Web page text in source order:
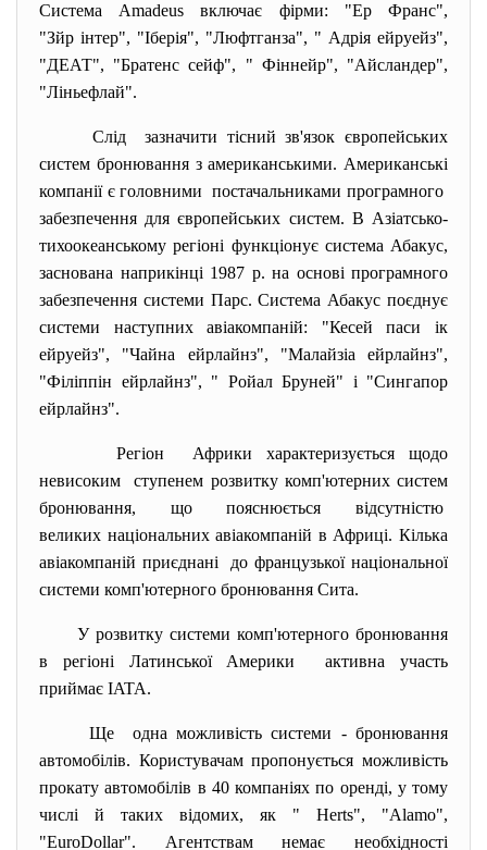
Система Amadeus включає фірми: "Ер Франс",
"Зйр інтер", "Іберія", "Люфтганза", " Адрія ейруейз",
"ДЕАТ", "Братенс сейф", " Фіннейр", "Айсландер",
"Ліньефлай".
Слід зазначити тісний зв'язок європейських
систем бронювання з американськими. Американські
компанії є головними постачальниками програмного
забезпечення для європейських систем. В Азіатсько-
тихоокеанському регіоні функціонує система Абакус,
заснована наприкінці 1987 р. на основі програмного
забезпечення системи Парс. Система Абакус поєднує
системи наступних авіакомпаній: "Кесей паси ік
ейруейз", "Чайна ейрлайнз", "Малайзіа ейрлайнз",
"Філіппін ейрлайнз", " Ройал Бруней" і "Сингапор
ейрлайнз".
Регіон Африки характеризується щодо
невисоким ступенем розвитку комп'ютерних систем
бронювання, що пояснюється відсутністю
великих національних авіакомпаній в Африці. Кілька
авіакомпаній приєднані до французької національної
системи комп'ютерного бронювання Сита.
У розвитку системи комп'ютерного бронювання
в регіоні Латинської Америки активна участь
приймає IATA.
Ще одна можливість системи - бронювання
автомобілів. Користувачам пропонується можливість
прокату автомобілів в 40 компаніях по оренді, у тому
числі й таких відомих, як " Herts", "Alamo",
"EuroDollar". Агентствам немає необхідності